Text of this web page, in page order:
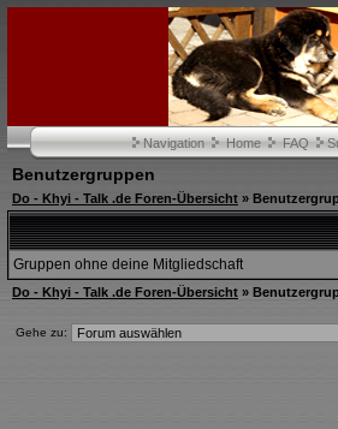
Navigation Home FAQ
Benutzergruppen
Do - Khyi - Talk .de Foren-Übersicht »
Gruppen ohne deine Mitgliedschaft
Do - Khyi - Talk .de Foren-Übersicht »
Gehe zu: